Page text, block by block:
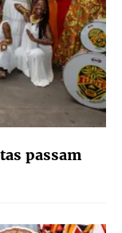
passam